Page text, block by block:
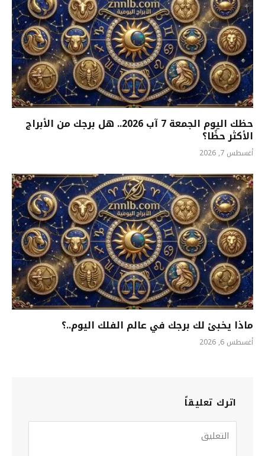
حظك اليوم الجمعة 7 آب 2026.. هل برجك من الأبراج
الأكثر حظًا؟
أغسطس 7, 2026
ماذا يخبئ لك برجك في عالم الفلك اليوم..؟
أغسطس 6, 2026
اترك تعليقاً